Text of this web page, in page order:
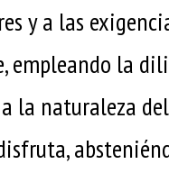
y a las
empleando la
la naturaleza